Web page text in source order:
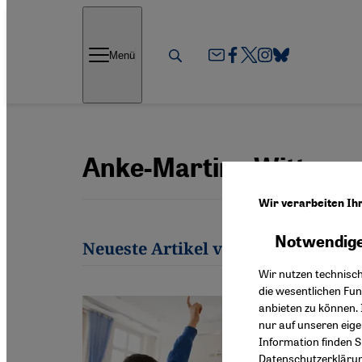
Menü
Anke-Martina Witt
Neueste Artikel von Anke-
Wir verarbeiten
Wir nutzen
die wesentlichen
anbieten zu
nur auf unseren
Information finden